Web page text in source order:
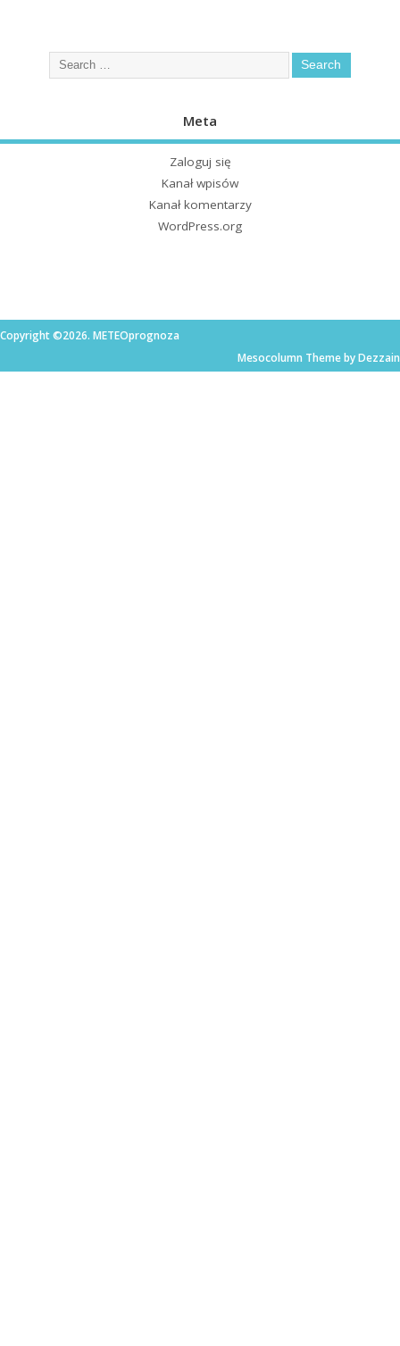
Meta
Zaloguj się
Kanał wpisów
Kanał komentarzy
WordPress.org
Copyright ©2026. METEOprognoza
Mesocolumn Theme by Dezzain